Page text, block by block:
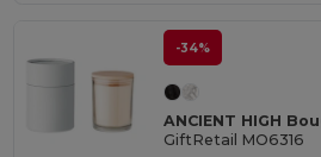
-34%
GiftRetail MO6316